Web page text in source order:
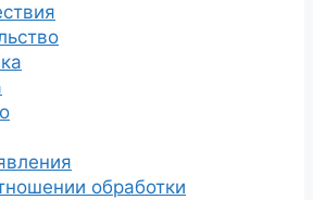
обработки